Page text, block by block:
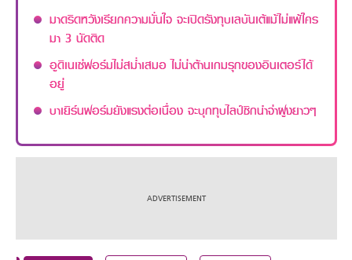
มาดริดหวังเรียกความมั่นใจ จะเปิดรังทุบเลบันเต้แม้ไม่แพ้ใคร
มา 3 นัดติด
อูดิเนเซ่ฟอร์มไม่สม่ำเสมอ ไม่น่าต้านเกมรุกของอินเตอร์ได้
อยู่
บาเยิร์นฟอร์มยังแรงต่อเนื่อง จะบุกทุบไลป์ซิกนำจ่าฝูงยาวๆ